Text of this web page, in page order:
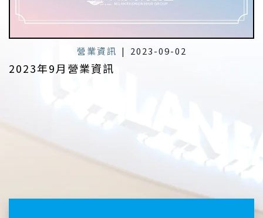
營業資訊 | 2023-09-02
2023年9月營業資訊